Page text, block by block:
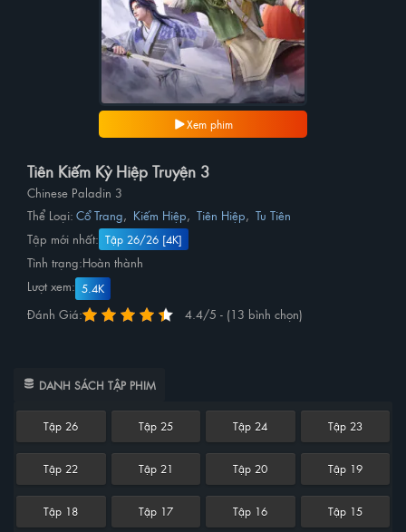
Xem phim
Tiên Kiếm Kỳ Hiệp Truyện 3
Chinese Paladin 3
Thể Loại: Cổ Trang, Kiếm Hiệp, Tiên Hiệp, Tu Tiên
Tập mới nhất: Tập 26/26 [4K]
Tình trạng:Hoàn thành
Lượt xem: 5.4K
Đánh Giá: 4.4/5 - (13 bình chọn)
DANH SÁCH TẬP PHIM
Tập 26 Tập 25 Tập 24 Tập 23
Tập 22 Tập 21 Tập 20 Tập 19
Tập 18 Tập 17 Tập 16 Tập 15